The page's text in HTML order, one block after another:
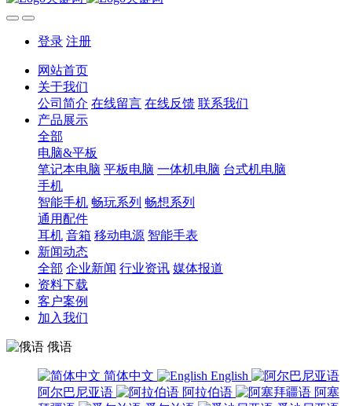
登录 注册
网站首页
关于我们
公司简介 在线留言 在线反馈 联系我们
产品展示
全部
电脑&平板
笔记本电脑 平板电脑 一体机电脑 台式机电脑
手机
智能手机 畅玩系列 畅想系列
通用配件
耳机 音箱 移动电源 智能手表
新闻动态
全部 企业新闻 行业资讯 媒体报道
资料下载
客户案例
加入我们
俄语
简体中文
English
阿尔巴尼亚语
阿拉伯语
阿塞